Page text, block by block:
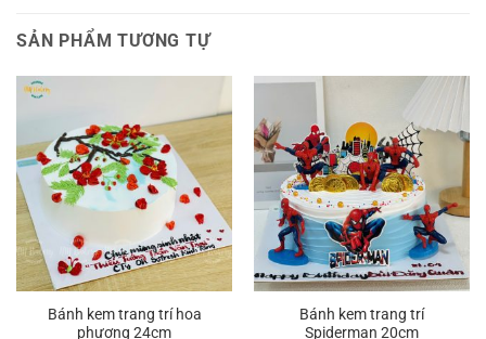
SẢN PHẨM TƯƠNG TỰ
Bánh kem trang trí hoa
phượng 24cm
Bánh kem trang trí
Spiderman 20cm